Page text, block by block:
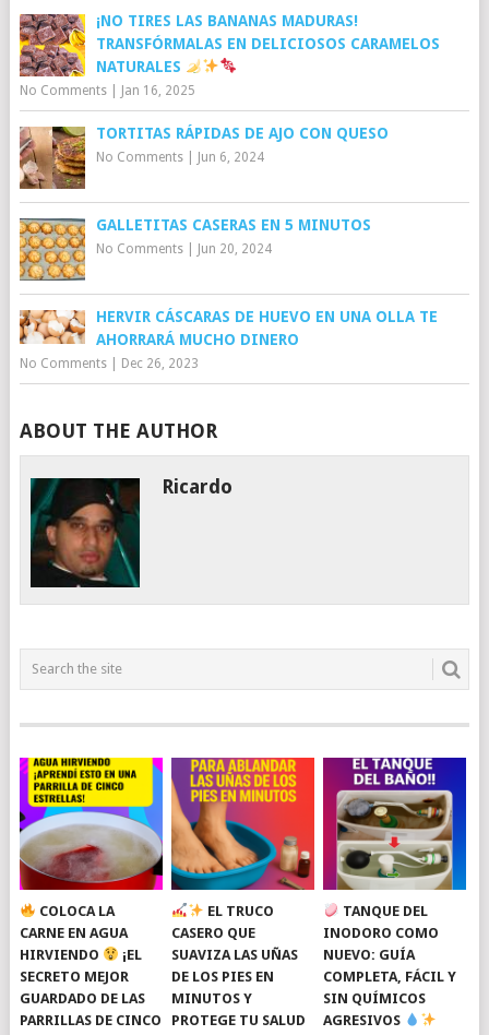
¡NO TIRES LAS BANANAS MADURAS!
TRANSFÓRMALAS EN DELICIOSOS CARAMELOS
NATURALES
No Comments| Jan 16, 2025
TORTITAS RÁPIDAS DE AJO CON QUESO
No Comments| Jun 6, 2024
GALLETITAS CASERAS EN 5 MINUTOS
No Comments| Jun 20, 2024
HERVIR CÁSCARAS DE HUEVO EN UNA OLLA TE
AHORRARÁ MUCHO DINERO
No Comments| Dec 26, 2023
ABOUT THE AUTHOR
Ricardo
COLOCA LA
CARNE EN AGUA
HIRVIENDO
¡EL
SECRETO MEJOR
GUARDADO DE LAS
PARRILLAS DE CINCO
EL TRUCO
CASERO QUE
SUAVIZA LAS UÑAS
DE LOS PIES EN
MINUTOS Y
PROTEGE TU SALUD
TANQUE DEL
INODORO COMO
NUEVO: GUÍA
COMPLETA, FÁCIL Y
SIN QUÍMICOS
AGRESIVOS